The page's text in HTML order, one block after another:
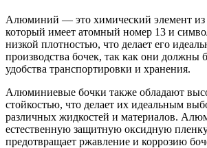
Алюминий — это химический элемент из
который имеет атомный номер 13 и
низкой плотностью, что делает его
производства бочек, так как они должны
удобства транспортировки и хранения.
Алюминиевые бочки также обладают
стойкостью, что делает их идеальным
различных жидкостей и материалов.
естественную защитную оксидную
предотвращает ржавление и коррозию